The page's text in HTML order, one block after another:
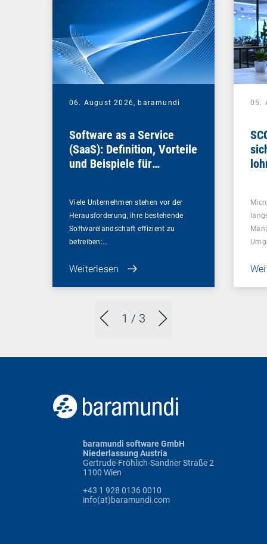
1 / 3
06. August 2026, baramundi
Software as a Service
(SaaS): Definition, Vorteile
und Beispiele für
Viele Unternehmen stehen vor der
Herausforderung, ihre bestehende
Softwarelandschaft effizient zu
betreiben:…
Weiterlesen
05.
baramundi software GmbH
Niederlassung Austria
Gertrude-Fröhlich-Sandner Straße 2
1100 Wien
+43 1 928 0136 0010
info(at)baramundi.com